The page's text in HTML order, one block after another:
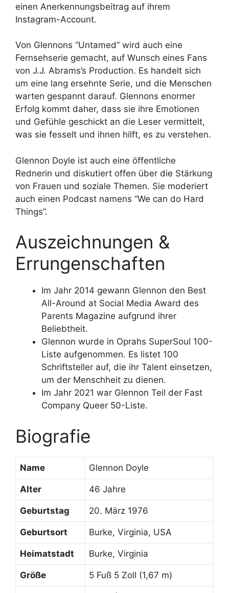
einen Anerkennungsbeitrag auf ihrem
Instagram-Account.
Von Glennons “Untamed” wird auch eine
Fernsehserie gemacht, auf Wunsch eines Fans
von J.J. Abrams’s Production. Es handelt sich
um eine lang ersehnte Serie, und die Menschen
warten gespannt darauf. Glennons enormer
Erfolg kommt daher, dass sie ihre Emotionen
und Gefühle geschickt an die Leser vermittelt,
was sie fesselt und ihnen hilft, es zu verstehen.
Glennon Doyle ist auch eine öffentliche
Rednerin und diskutiert offen über die Stärkung
von Frauen und soziale Themen. Sie moderiert
auch einen Podcast namens “We can do Hard
Things”.
Auszeichnungen &
Errungenschaften
Im Jahr 2014 gewann Glennon den Best
All-Around at Social Media Award des
Parents Magazine aufgrund ihrer
Beliebtheit.
Glennon wurde in Oprahs SuperSoul 100-
Liste aufgenommen. Es listet 100
Schriftsteller auf, die ihr Talent einsetzen,
um der Menschheit zu dienen.
Im Jahr 2021 war Glennon Teil der Fast
Company Queer 50-Liste.
Biografie
Name Glennon Doyle
Alter 46 Jahre
Geburtstag 20. März 1976
Geburtsort Burke, Virginia, USA
Heimatstadt Burke, Virginia
Größe 5 Fuß 5 Zoll (1,67 m)